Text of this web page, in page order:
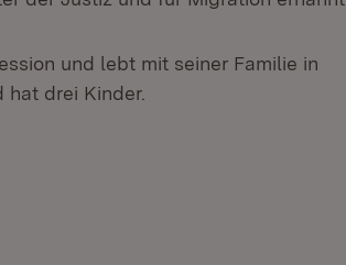
und lebt mit seiner Familie in
drei Kinder.